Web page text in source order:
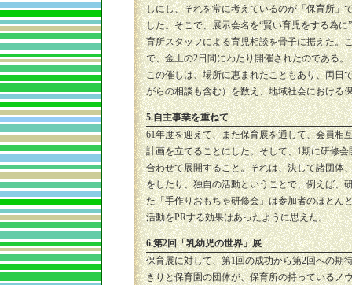
しにし、それを常に考えているのが「保育所」
した。そこで、展示会名を“賢い育児をする為
育所スタッフによる育児相談を骨子に据えた。
で、金土の2日間にわたり開催されたのである。
この催しは、場所に恵まれたこともあり、両日
がらの相談も含む）を数え、地域社会における
5.自主事業を重ねて
61年度を迎えて、また保育展を通して、会員相
計画を立てることにした。そして、1期に研修
合わせて展開すること。それは、決して諸団体
をしたり、独自の活動ということで、例えば、
た「手作りおもちゃ研修会」は参加者のほとん
活動をPRする効果はあったように思えた。
6.第2回「乳幼児の世界」展
保育展に対して、第1回の成功から第2回への期
きりと保育園の団体が、保育所の持っているノ